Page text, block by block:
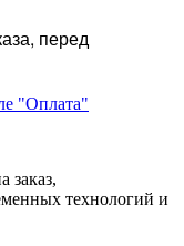
перед
"Оплата"
заказ,
технологий и